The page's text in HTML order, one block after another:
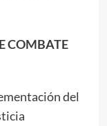
COMBATE
del